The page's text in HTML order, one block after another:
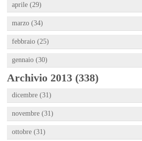
aprile (29)
marzo (34)
febbraio (25)
gennaio (30)
Archivio 2013 (338)
dicembre (31)
novembre (31)
ottobre (31)